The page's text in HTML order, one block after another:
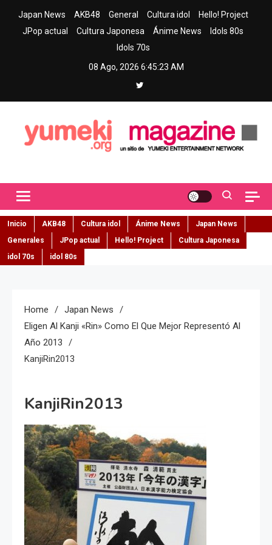
Japan News AKB48 General Cultura idol
Hello! Project
JPop actual
Cultura Japonesa Ánime News
Idols 80s
Idols 70s
08 Ago, 2026 6:45:24 AM
Inicio AKB48 Cultura idol Ánime News
Japan News
Generales
JPop actual Hello! Project
Cultura Japonesa
idol 70s
idol 80s
Home
Japan News
Eligen Al Kanji «Rin» Como El Que Mejor Representó Al
Año 2013
KanjiRin2013
KanjiRin2013